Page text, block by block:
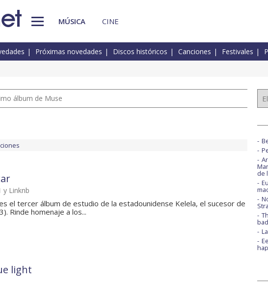
MÚSICA CINE
Próximas novedades Discos históricos Canciones Festivales
álbum de Muse
y Linknb
el tercer álbum de estudio de la estadounidense Kelela, el sucesor de
Rinde homenaje a los...
light
de